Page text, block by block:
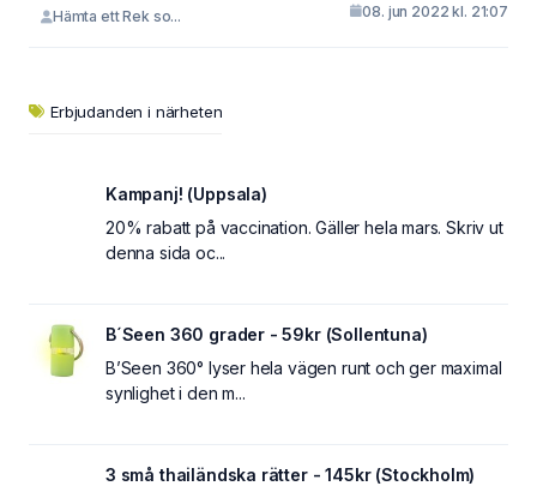
Hämta ett Rek so... 08. jun 2022 kl. 21:07
Erbjudanden i närheten
Kampanj! (Uppsala)
20% rabatt på vaccination. Gäller hela mars. Skriv ut
denna sida oc...
B´Seen 360 grader - 59kr (Sollentuna)
B’Seen 360° lyser hela vägen runt och ger maximal
synlighet i den m...
3 små thailändska rätter - 145kr (Stockholm)